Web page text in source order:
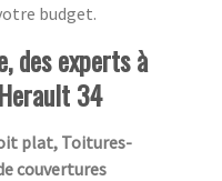
budget.
des experts à
34
plat, Toitures-
couvertures